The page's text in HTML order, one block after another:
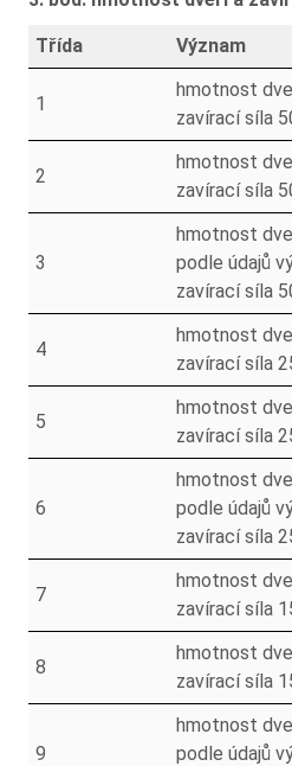
Třída Význam
1
hmotnost
zavírací síla
2
hmotnost
zavírací síla
3
hmotnost
podle údajů
zavírací síla
4
hmotnost
zavírací síla
5
hmotnost
zavírací síla
6
hmotnost
podle údajů
zavírací síla
7
hmotnost
zavírací síla
8
hmotnost
zavírací síla
9
hmotnost
podle údajů